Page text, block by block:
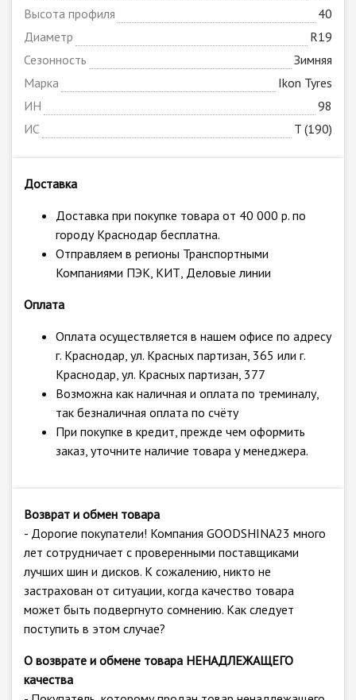
Высота профиля
40
Диаметр
R19
Сезонность
Зимняя
Марка
Ikon Tyres
ИН
98
ИС
T (190)
Доставка
Доставка при покупке товара от 40 000 р. по
городу Краснодар бесплатна.
Отправляем в регионы Транспортными
Компаниями ПЭК, КИТ, Деловые линии
Оплата
Оплата осуществляется в нашем офисе по адресу
г. Краснодар, ул. Красных партизан, 365 или г.
Краснодар, ул. Красных партизан, 377
Возможна как наличная и оплата по треминалу,
так безналичная оплата по счёту
При покупке в кредит, прежде чем оформить
заказ, уточните наличие товара у менеджера.
Возврат и обмен товара
- Дорогие покупатели! Компания GOODSHINA23 много
лет сотрудничает с проверенными поставщиками
лучших шин и дисков. К сожалению, никто не
застрахован от ситуации, когда качество товара
может быть подвергнуто сомнению. Как следует
поступить в этом случае?
О возврате и обмене товара НЕНАДЛЕЖАЩЕГО
качества